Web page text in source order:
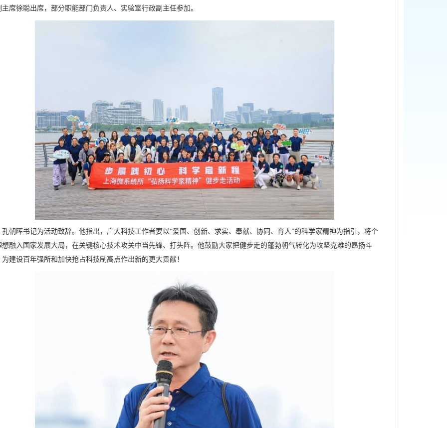
主席徐聪出席，部分职能部门负责人、实验室行政副主任参加。
孔朝晖书记为活动致辞。他指出，广大科技工作者要以“爱国、创新、求实、奉献、协同、育人”的科学家精神为指引，将个
想融入国家发展大局，在关键核心技术攻关中当先锋、打头阵。他鼓励大家把健步走的蓬勃朝气转化为攻坚克难的昂扬斗
为建设百年强所和加快抢占科技制高点作出新的更大贡献！